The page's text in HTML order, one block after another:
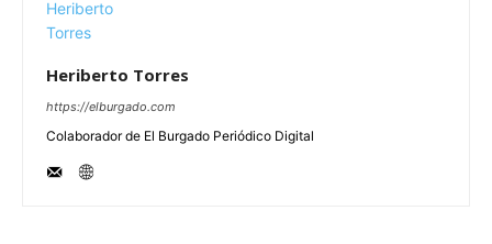
Heriberto Torres
https://elburgado.com
Colaborador de El Burgado Periódico Digital